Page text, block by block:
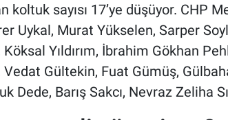
koltuk sayısı 17’ye düşüyor. CHP
Uykal, Murat Yükselen, Sarper
Yıldırım, İbrahim Gökhan
Vedat Gültekin, Fuat Gümüş,
Dede, Barış Sakcı, Nevraz Zeliha